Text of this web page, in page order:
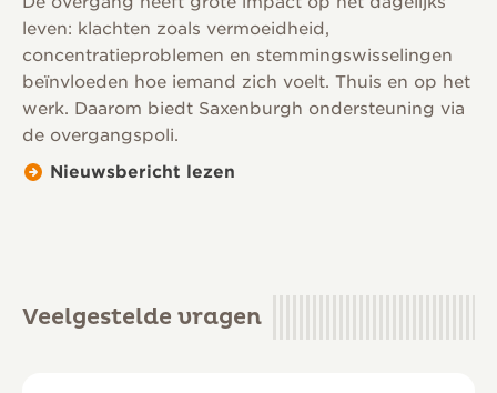
leven: klachten zoals vermoeidheid,
concentratieproblemen en stemmingswisselingen
beïnvloeden hoe iemand zich voelt. Thuis en op het
werk. Daarom biedt Saxenburgh ondersteuning via
de overgangspoli.
Nieuwsbericht lezen
Veelgestelde vragen